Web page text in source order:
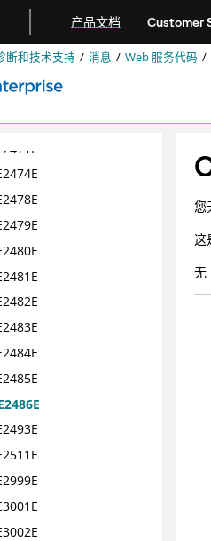
产品文档 Customer
断和技术支持 消息 Web 服务代码
您
这
无